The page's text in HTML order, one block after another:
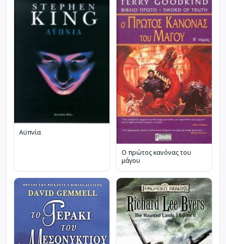
Αϋπνία
Ο πρώτος κανόνας του
μάγου